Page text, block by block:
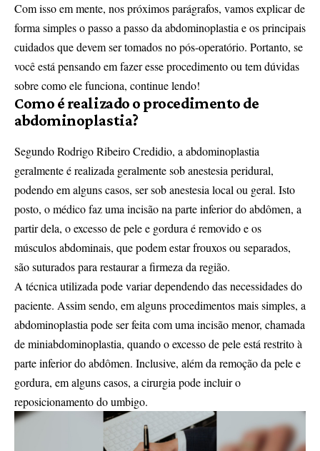
Com isso em mente, nos próximos parágrafos, vamos explicar de
forma simples o passo a passo da abdominoplastia e os principais
cuidados que devem ser tomados no pós-operatório. Portanto, se
você está pensando em fazer esse procedimento ou tem dúvidas
sobre como ele funciona, continue lendo!
Como é realizado o procedimento de
abdominoplastia?
Segundo Rodrigo Ribeiro Credidio, a abdominoplastia
geralmente é realizada geralmente sob anestesia peridural,
podendo em alguns casos, ser sob anestesia local ou geral. Isto
posto, o médico faz uma incisão na parte inferior do abdômen, a
partir dela, o excesso de pele e gordura é removido e os
músculos abdominais, que podem estar frouxos ou separados,
são suturados para restaurar a firmeza da região.
A técnica utilizada pode variar dependendo das necessidades do
paciente. Assim sendo, em alguns procedimentos mais simples, a
abdominoplastia pode ser feita com uma incisão menor, chamada
de miniabdominoplastia, quando o excesso de pele está restrito à
parte inferior do abdômen. Inclusive, além da remoção da pele e
gordura, em alguns casos, a cirurgia pode incluir o
reposicionamento do umbigo.